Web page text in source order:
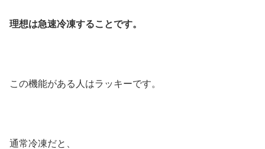
理想は急速冷凍することです。
この機能がある人はラッキーです。
通常冷凍だと、